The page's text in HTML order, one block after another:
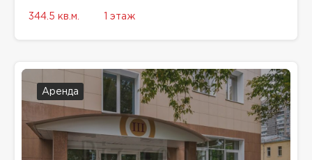
344.5 кв.м. 1 этаж
Аренда